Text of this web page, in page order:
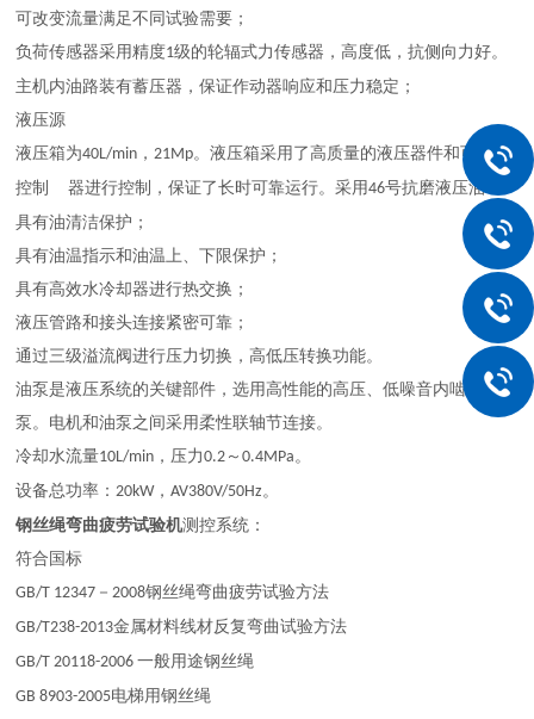
可改变流量满足不同试验需要；
负荷传感器采用精度1级的轮辐式力传感器，高度低，抗侧向力好。
主机内油路装有蓄压器，保证作动器响应和压力稳定；
液压源
液压箱为40L/min ， 21Mp。液压箱采用了高质量的液压器件和可编程
控制 器进行控制，保证了长时可靠运行。采用46号抗磨液压油
具有油清洁保护；
具有油温指示和油温上、下限保护；
具有高效水冷却器进行热交换；
液压管路和接头连接紧密可靠；
通过三级溢流阀进行压力切换，高低压转换功能。
油泵是液压系统的关键部件，选用高性能的高压、低噪音内啮合齿轮
泵。电机和油泵之间采用柔性联轴节连接。
冷却水流量10L/min ，压力0.2 ～0.4MPa 。
设备总功率： 20kW，AV380V/50Hz 。
钢丝绳弯曲疲劳试验机测控系统：
符合国标
GB/T 12347 － 2008钢丝绳弯曲疲劳试验方法
GB/T238-2013金属材料线材反复弯曲试验方法
GB/T 20118-2006一般用途钢丝绳
GB 8903-2005电梯用钢丝绳